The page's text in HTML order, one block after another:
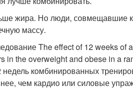
жира. Но люди, совмещавшие
массу.
The effect of 12 weeks of
in the overweight and obese in a
комбинированных
чем кардио или силовые